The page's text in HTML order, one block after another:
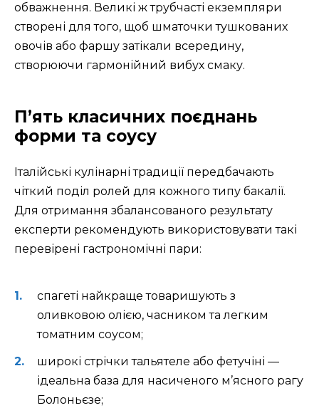
обважнення. Великі ж трубчасті екземпляри
створені для того, щоб шматочки тушкованих
овочів або фаршу затікали всередину,
створюючи гармонійний вибух смаку.
П’ять класичних поєднань
форми та соусу
Італійські кулінарні традиції передбачають
чіткий поділ ролей для кожного типу бакалії.
Для отримання збалансованого результату
експерти рекомендують використовувати такі
перевірені гастрономічні пари:
спагеті найкраще товаришують з
оливковою олією, часником та легким
томатним соусом;
широкі стрічки тальятеле або фетучіні —
ідеальна база для насиченого м’ясного рагу
Болоньєзе;